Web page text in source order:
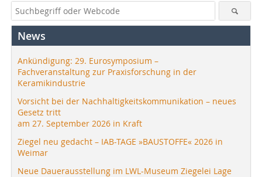
News
Ankündigung: 29. Eurosymposium –
Fachveranstaltung zur Praxisforschung in der
Keramikindustrie
Vorsicht bei der Nachhaltigkeitskommunikation – neues
Gesetz tritt
am 27. September 2026 in Kraft
Ziegel neu gedacht – IAB-TAGE »BAUSTOFFE« 2026 in
Weimar
Neue Dauerausstellung im LWL-Museum Ziegelei Lage